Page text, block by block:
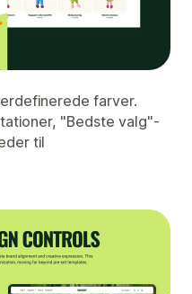
farver.
"Bedste valg"-
til